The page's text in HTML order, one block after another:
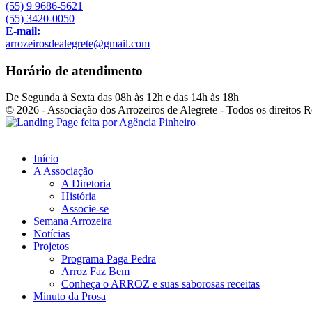
(55) 9 9686-5621
(55) 3420-0050
E-mail:
arrozeirosdealegrete@gmail.com
Horário de atendimento
De Segunda à Sexta das 08h às 12h e das 14h às 18h
© 2026 - Associação dos Arrozeiros de Alegrete - Todos os direitos
Início
A Associação
A Diretoria
História
Associe-se
Semana Arrozeira
Notícias
Projetos
Programa Paga Pedra
Arroz Faz Bem
Conheça o ARROZ e suas saborosas receitas
Minuto da Prosa